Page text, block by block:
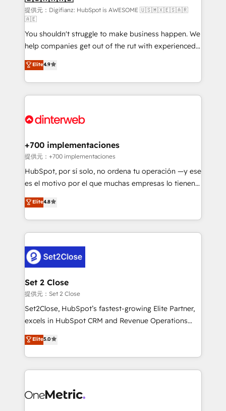
makes us different? 🚀 Top 0.5% of global HubSpot
agencies ⚙️ The strongest technical ability and
integration capabilities 💼 Consultative, long-term
partners who will embed ourselves into your
business, processes and systems 🏢 We specialise in
working with mid-market and enterprise
organisations, global organisations and those with
complex use cases 🏆 CRM Implementation,
Onboarding Accredited 🔐 ISO27001 & ISO9001
提供元：Digifianz: HubSpot is AWESOME 🇺🇸🇲🇽🇪🇸🇦🇷
🇦🇪
You shouldn't struggle to make business happen. We
help companies get out of the rut with experienced,
process-oriented teams implementing HubSpot
Marketing, Sales, Service, CMS and Operations Hub,
so selling and actually engaging with your customers
feels easy and pain-free. We are a top ranked
and Customer First Awards, 4.9/5 rating in HubSpot
helps the following industries: logistics & 3PL, home
improvement & construction, branding and
commercialization, real estate, health, education,
SaaS, Software Dev & IT and consulting, make the
the United States, EU, UAE, Mexico and Latin
America. From casual user to super fan: make
Elite4.9
+700 implementaciones
提供元：+700 implementaciones
HubSpot, por sí solo, no ordena tu operación —y ese
es el motivo por el que muchas empresas lo tienen y
aun así no crecen. Suele ser un círculo: procesos que
no generan datos confiables, datos que no permiten
decidir bien, y decisiones que no logran mejorar los
procesos. Y así, vuelta tras vuelta, el negocio gira sin
el CRM y más con cómo opera la empresa por
debajo. Te acompañamos a ordenar tu operación
para que genere la información que necesitás para
decidir, y HubSpot por fin rinda de verdad. Lo
hacemos paso a paso, sin frenar tu operación, con la
adopción que todos buscan y pocos logran. No es
implementaciones en LATAM. Imaginá HubSpot
mostrándote dónde está tu próxima venta, no solo
consecutivas, una tras otra.
Elite4.8
Set 2 Close
提供元：Set 2 Close
Set2Close, HubSpot’s fastest-growing Elite Partner,
excels in HubSpot CRM and Revenue Operations
(RevOps) services to boost B2B sales and growth.
As a top HubSpot Elite Partner, we specialize in
custom HubSpot CRM solutions. Our experts design,
implement, and optimize systems to enhance user
marketing, and service teams. From setup to
Elite5.0